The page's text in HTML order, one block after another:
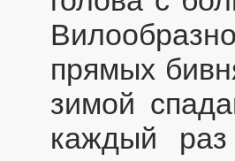
прямых
зимой
каждый